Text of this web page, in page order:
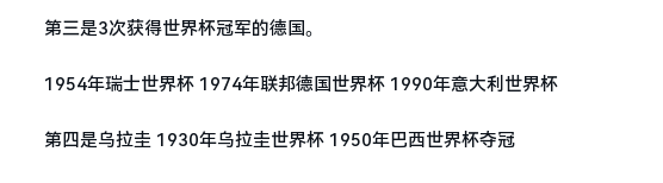
第三是3次获得世界杯冠军的德国。
1954年瑞士世界杯 1974年联邦德国世界杯 1990年意大利世界杯
第四是乌拉圭 1930年乌拉圭世界杯 1950年巴西世界杯夺冠